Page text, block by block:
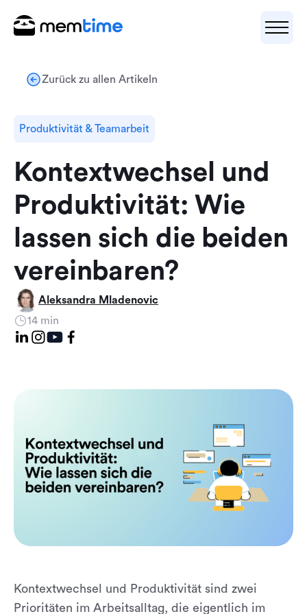
Zurück zu allen Artikeln
Produktivität & Teamarbeit
Kontextwechsel und
Produktivität: Wie
lassen sich die beiden
vereinbaren?
Aleksandra Mladenovic
14 min
Kontextwechsel und Produktivität sind zwei
Prioritäten im Arbeitsalltag, die eigentlich im